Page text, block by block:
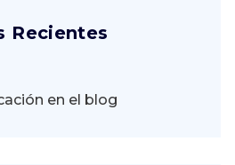
Recientes
en el blog